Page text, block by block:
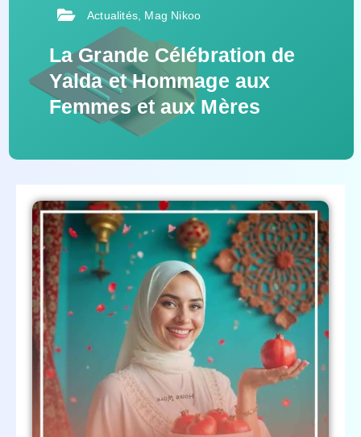
Actualités Mag Nikoo
La Grande Célébration de
Yalda et Hommage aux
Femmes et aux Mères